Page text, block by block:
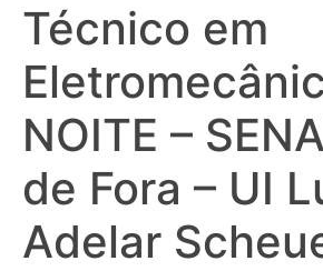
Técnico em
NOITE –
de Fora – UI
Adelar